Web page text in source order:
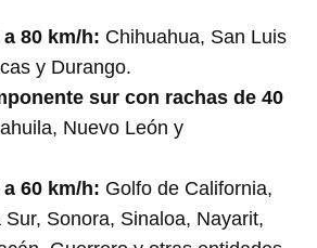
80 km/h: Chihuahua, San Luis
y Durango.
sur con rachas de 40
Nuevo León y
60 km/h: Golfo de California,
Sonora, Sinaloa, Nayarit,